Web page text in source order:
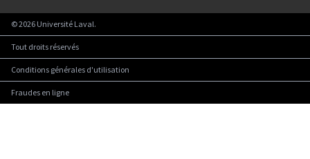
©2026 Université Laval.
Tout droits réservés
Conditions générales d'utilisation
Fraudes en ligne